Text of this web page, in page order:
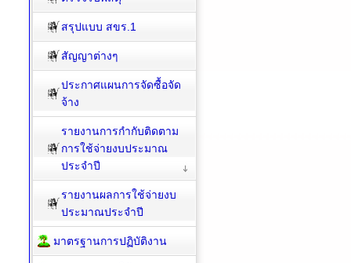
สรุปแบบ สขร.1
สัญญาต่างๆ
ประกาศแผนการจัดซื้อจัด
จ้าง
รายงานการกำกับติดตาม
การใช้จ่ายงบประมาณ
ประจำปี
รายงานผลการใช้จ่ายงบ
ประมาณประจำปี
มาตรฐานการปฏิบัติงาน